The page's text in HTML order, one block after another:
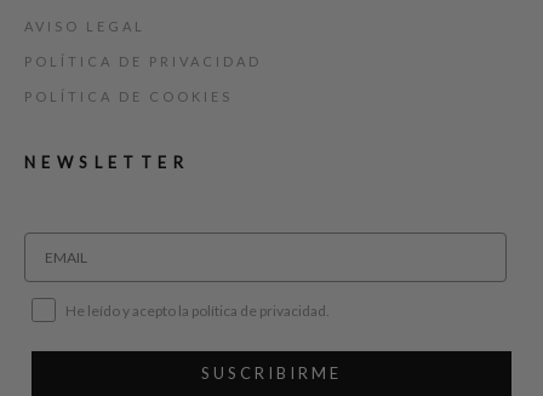
AVISO LEGAL
POLÍTICA DE PRIVACIDAD
POLÍTICA DE COOKIES
NEWSLETTER
He leído y acepto la política de privacidad.
SUSCRIBIRME